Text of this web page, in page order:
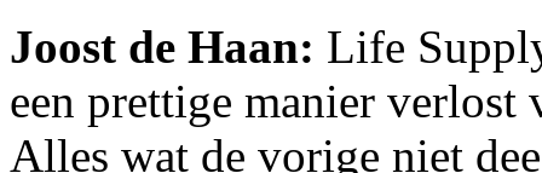
Joost de Haan: Life
een prettige manier verlost
Alles wat de vorige niet